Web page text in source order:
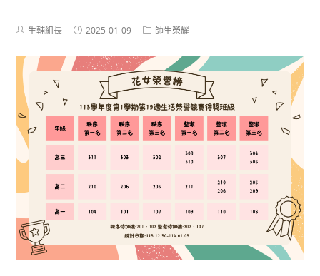
Post生輔組長
Post2025-01-09
Post師生榮耀